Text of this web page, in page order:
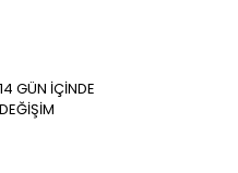
14 GÜN İÇİNDE
DEĞİŞİM